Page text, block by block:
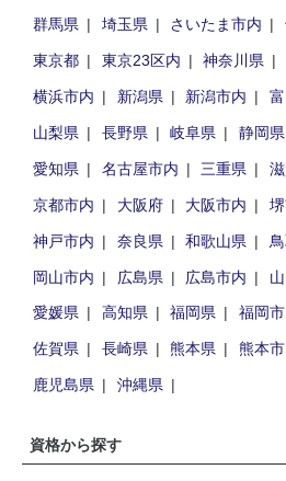
群馬県
埼玉県 さいたま市内
東京都
東京23区内 神奈川県
横浜市内
新潟県 新潟市内
山梨県
長野県 岐阜県 静岡県
愛知県
名古屋市内 三重県
京都市内
大阪府 大阪市内
神戸市内
奈良県 和歌山県
岡山市内
広島県 広島市内
愛媛県
高知県 福岡県 福岡
佐賀県
長崎県 熊本県 熊本
鹿児島県
沖縄県
資格から探す